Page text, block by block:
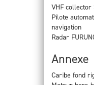
VHF collector
Pilote
navigation
Radar
Annexe
Caribe fond